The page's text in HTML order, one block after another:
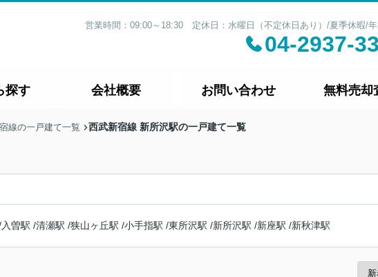
営業時間：09:00～18:30 定休日：水曜日（不定休日あり）/夏季休暇/
04-2937-
探す 会社概要 お問い合わせ 無料売却
線の一戸建て一覧 西武新宿線 新所沢駅の一戸建て一覧
入曽駅 /清瀬駅 /狭山ヶ丘駅 /小手指駅 /東所沢駅 /新所沢駅 /新座駅 /新秋津駅